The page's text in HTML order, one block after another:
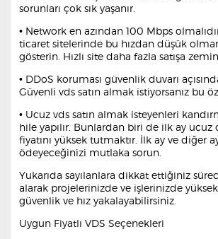
sorunları çok sık yaşanır.
• Network en azından 100 Mbps
ticaret sitelerinde bu hızdan düşük
gösterin. Hızlı site daha fazla satışa zemin
• DDoS koruması güvenlik duvarı
Güvenli vds satın almak istiyorsanız bu
• Ucuz vds satın almak isteyenleri
hile yapılır. Bunlardan biri de ilk ay
fiyatını yüksek tutmaktır. İlk ay ve diğer
ödeyeceğinizi mutlaka sorun.
Yukarıda sayılanlara dikkat ettiğiniz
alarak projelerinizde ve işlerinizde
güvenlik ve hız yakalayabilirsiniz.
Uygun Fiyatlı VDS Seçenekleri